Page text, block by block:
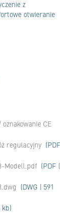
z
otwieranie
CE
regulacyjny
Modell.pdf (PDF |
(DWG | 591
kb)